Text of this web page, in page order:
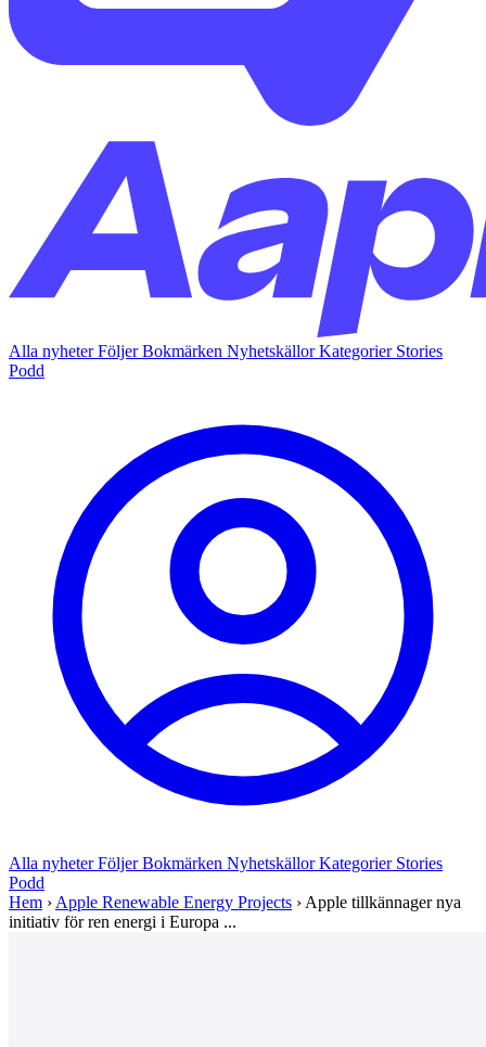
Alla nyheterFöljerBokmärken NyhetskällorKategorier Stories
Podd
Alla nyheterFöljerBokmärken NyhetskällorKategorier Stories
Podd
Hem › Apple Renewable Energy Projects › Apple tillkännager nya
initiativ för ren energi i Europa ...